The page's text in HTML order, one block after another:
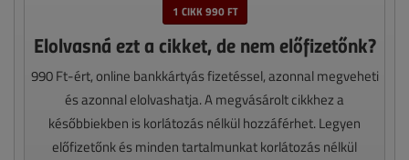
1 CIKK 990 FT
Elolvasná ezt a cikket, de nem előfizetőnk?
990 Ft-ért, online bankkártyás fizetéssel, azonnal megveheti
és azonnal elolvashatja. A megvásárolt cikkhez a
későbbiekben is korlátozás nélkül hozzáférhet. Legyen
előfizetőnk és minden tartalmunkat korlátozás nélkül